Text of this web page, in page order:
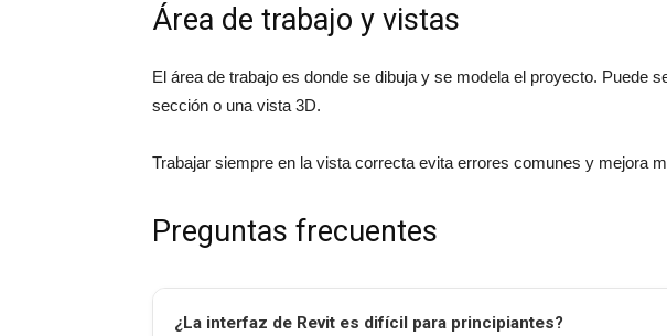
Área de trabajo y vistas
El área de trabajo es donde se dibuja y se modela el proyecto. Puede
sección o una vista 3D.
Trabajar siempre en la vista correcta evita errores comunes y mejora
Preguntas frecuentes
¿La interfaz de Revit es difícil para principiantes?